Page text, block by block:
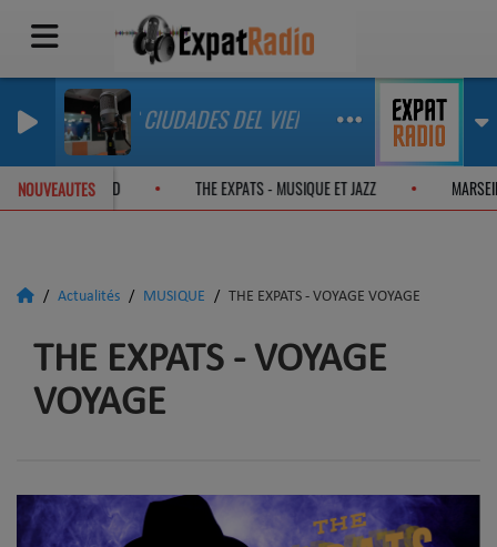
LAS CIUDADES DEL VIENTO
NOUVEAUTES
- ON THE JAZZ ROAD THE EXPATS - MUSIQUE ET JAZZ
Actualités MUSIQUE THE EXPATS - VOYAGE VOYAGE
THE EXPATS - VOYAGE
VOYAGE